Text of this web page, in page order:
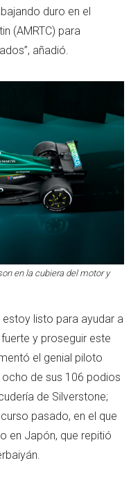
duro en el
(AMRTC) para
añadió.
en la cubiera del motor y
estoy listo para ayudar a
y proseguir este
el genial piloto
de sus 106 podios
de Silverstone;
pasado, en el que
en Japón, que repitió